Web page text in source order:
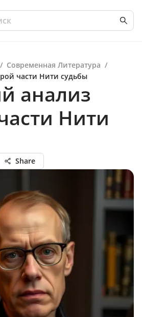
/ Современная Литература /
части Нити судьбы
анализ
Нити
Share